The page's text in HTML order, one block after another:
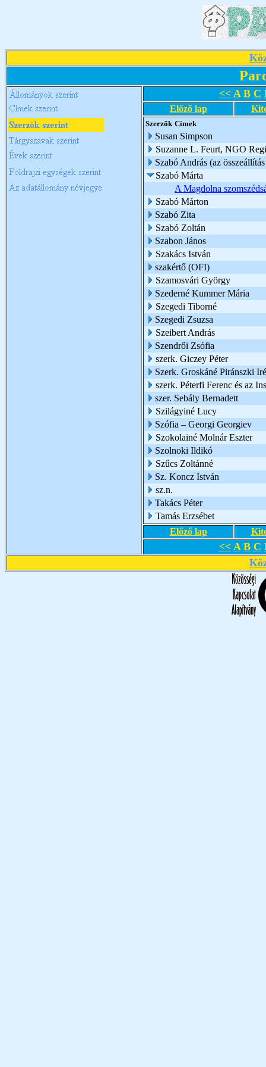
<< A B C
Előző lap
Szerzők Címek
Susan Simpson
Suzanne L. Feurt, NGO
Szabó András (az
Szabó Márta
A Magdolna
Szabó Márton
Szabó Zita
Szabó Zoltán
Szabon János
Szakács István
szakértő (OFI)
Szamosvári György
Szederné Kummer Mária
Szegedi Tiborné
Szegedi Zsuzsa
Szeibert András
Szendrői Zsófia
szerk. Giczey Péter
Szerk. Groskáné Piránszki
szerk. Péterfi Ferenc és az
szer. Sebály Bernadett
Szilágyiné Lucy
Szófia – Georgi Georgiev
Szokolainé Molnár Eszter
Szolnoki Ildikó
Szűcs Zoltánné
Sz. Koncz István
sz.n.
Takács Péter
Tamás Erzsébet
Előző lap
<< A B C